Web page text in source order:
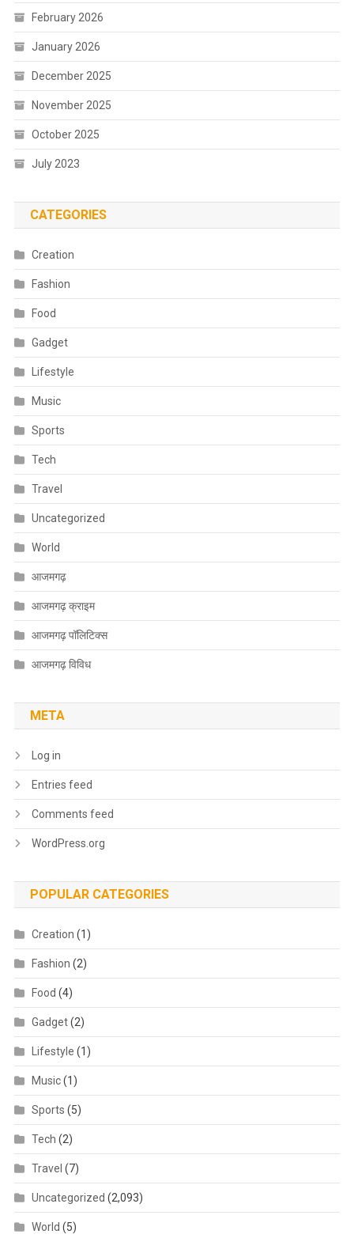
February 2026
January 2026
December 2025
November 2025
October 2025
July 2023
CATEGORIES
Creation
Fashion
Food
Gadget
Lifestyle
Music
Sports
Tech
Travel
Uncategorized
World
आजमगढ़
आजमगढ़ क्राइम
आजमगढ़ पॉलिटिक्स
आजमगढ़ विविध
META
Log in
Entries feed
Comments feed
WordPress.org
POPULAR CATEGORIES
Creation (1)
Fashion (2)
Food (4)
Gadget(2)
Lifestyle (1)
Music(1)
Sports (5)
Tech (2)
Travel (7)
Uncategorized (2,093)
World (5)